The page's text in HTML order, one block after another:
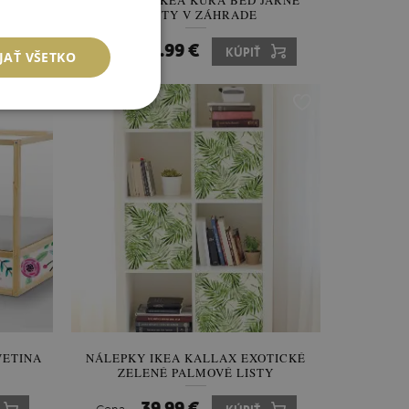
KVETY V ZÁHRADE
Cena: 59.99 € KÚPIŤ
NÁLEPKY IKEA KALLAX EXOTICKÉ
ZELENÉ PALMOVÉ LISTY
VŠETKO